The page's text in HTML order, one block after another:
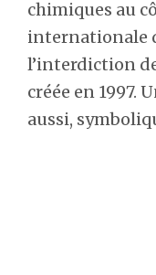
chimiques au
internationale
l’interdiction
créée en 1997.
aussi,